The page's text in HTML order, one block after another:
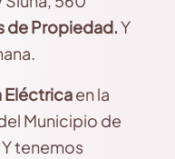
de Propiedad.Y
Eléctricaen la
Municipio de
Y tenemos